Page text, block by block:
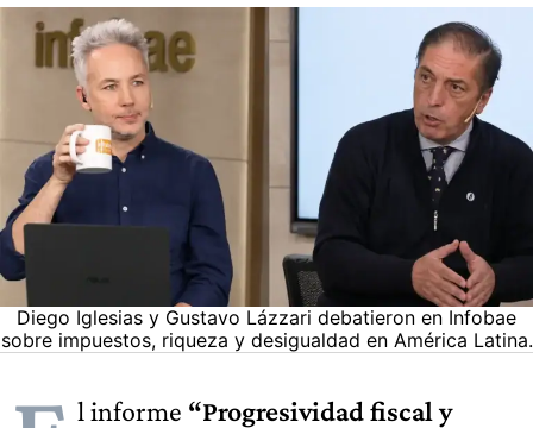
Diego Iglesias y Gustavo Lázzari debatieron en Infobae
sobre impuestos, riqueza y desigualdad en América Latina.
l informe “Progresividad fiscal y